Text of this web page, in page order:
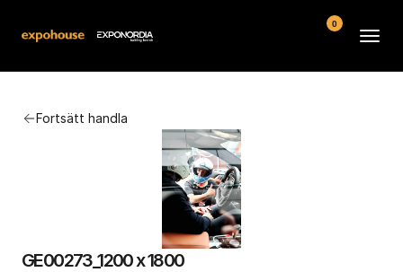
Fortsätt handla
GE00273_1200 x 1800
Kontakt
Köpvillkor
0